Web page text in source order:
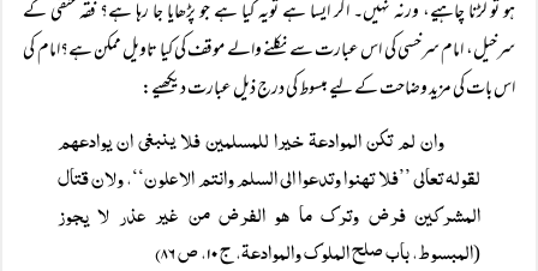
ہو تو لڑنا چاہیے، ورنہ نہیں۔ اگر ایسا ہے تویہ کیا ہے جو پڑھایا جا رہا ہے؟ فقہ حنفی کے
سرخیل، امام سرخسی کی اس عبارت سے نکلنے والے موقف کی کیا تاویل ممکن ہے؟امام کی
اس بات کی مزید وضاحت کے لیے مبسوط کی درج ذیل عبارت دیکھیے:
وان لم تکن الموادعۃ خیرا للمسلمین فلا ینبغی ان یوادعھم
لقولہ تعالی ’’فلا تھنوا وتدعوا الی السلم وانتم الاعلون‘‘، ولان قتال
المشرکین فرض وترک ما ھو الفرض من غیر عذر لا یجوز
(المبسوط، باب صلح الملوک والموادعۃ، ج ۱۰، ص ۸۶)